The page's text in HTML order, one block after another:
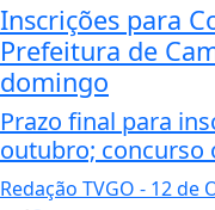
Inscrições para
Prefeitura de
domingo
Prazo final para
outubro; concurso
Redação TVGO - 12 de